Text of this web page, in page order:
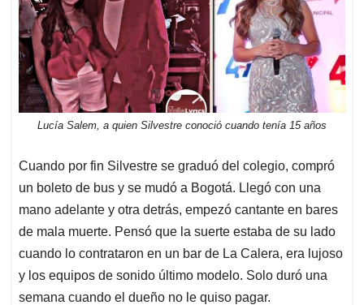
Lucía Salem, a quien Silvestre conoció cuando tenía 15 años
Cuando por fin Silvestre se graduó del colegio, compró
un boleto de bus y se mudó a Bogotá. Llegó con una
mano adelante y otra detrás, empezó cantante en bares
de mala muerte. Pensó que la suerte estaba de su lado
cuando lo contrataron en un bar de La Calera, era lujoso
y los equipos de sonido último modelo. Solo duró una
semana cuando el dueño no le quiso pagar.